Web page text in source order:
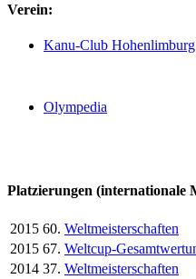
Verein:
Kanu-Club Hohenlimburg
Olympedia
Platzierungen (internationale
2015 60. Weltmeisterschaften
2015 67. Weltcup-
2014 37. Weltmeisterschaften